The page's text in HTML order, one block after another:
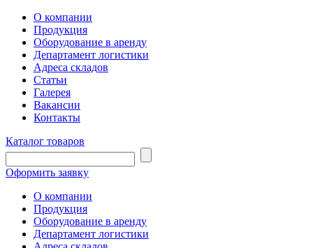
О компании
Продукция
Оборудование в аренду
Департамент логистики
Адреса складов
Статьи
Галерея
Вакансии
Контакты
Каталог товаров
Оформить заявку
О компании
Продукция
Оборудование в аренду
Департамент логистики